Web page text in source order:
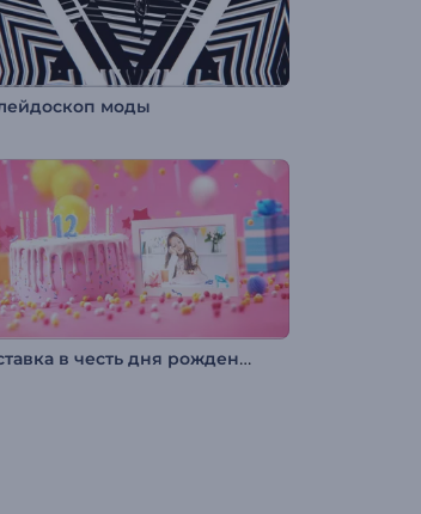
моды
Заставка в честь дня рождения